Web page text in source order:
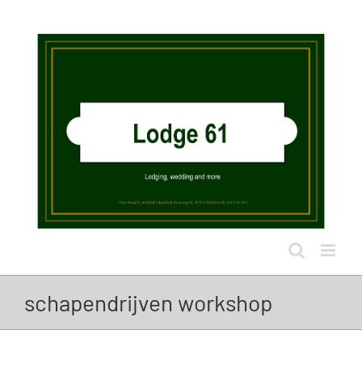
schapendrijven workshop